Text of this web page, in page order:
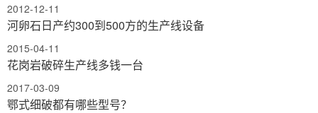
2012-12-11
河卵石日产约300到500方的生产线设备
2015-04-11
花岗岩破碎生产线多钱一台
2017-03-09
鄂式细破都有哪些型号？